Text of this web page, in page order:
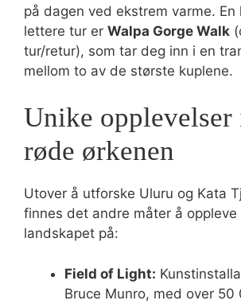
på dagen ved ekstrem varme. En
lettere tur er Walpa Gorge Walk
tur/retur), som tar deg inn i en
mellom to av de største kuplene.
Unike opplevelser
røde ørkenen
Utover å utforske Uluru og Kata
finnes det andre måter å
landskapet på:
Field of Light:
Bruce Munro, med over